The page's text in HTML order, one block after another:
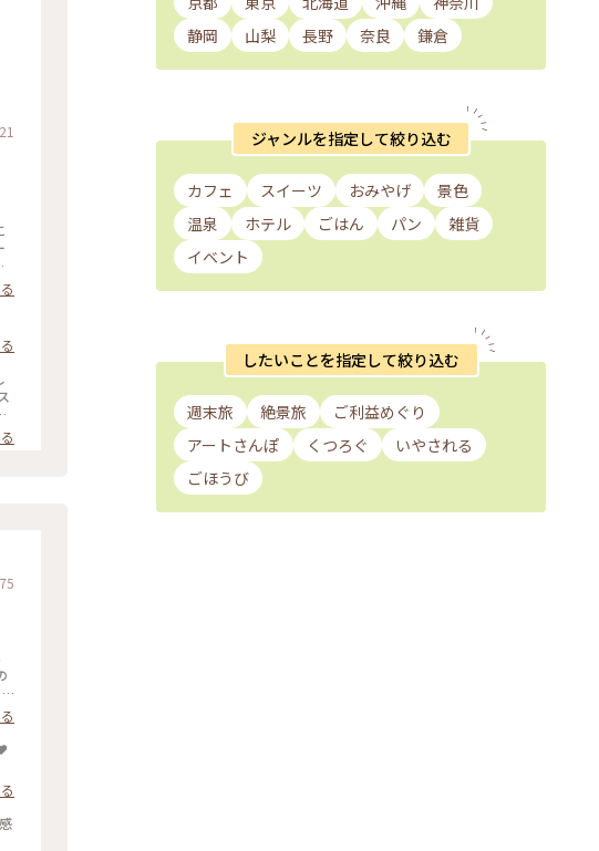
静岡
山梨 長野 奈良 鎌倉
ジャンルを指定して絞り込む
カフェ スイーツ おみやげ
景色
温泉
ホテル ごはん パン
雑貨
イベント
したいことを指定して絞り込む
週末旅 絶景旅
ご利益めぐり
アートさんぽ
くつろぐ
いやされる
ごほうび